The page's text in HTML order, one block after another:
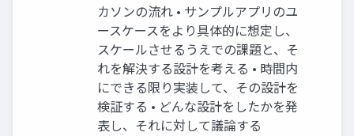
カソンの流れ • サンプルアプリのユ
ースケースをより具体的に想定し、
スケールさせるうえでの課題と、そ
れを解決する設計を考える • 時間内
にできる限り実装して、その設計を
検証する • どんな設計をしたかを発
表し、それに対して議論する